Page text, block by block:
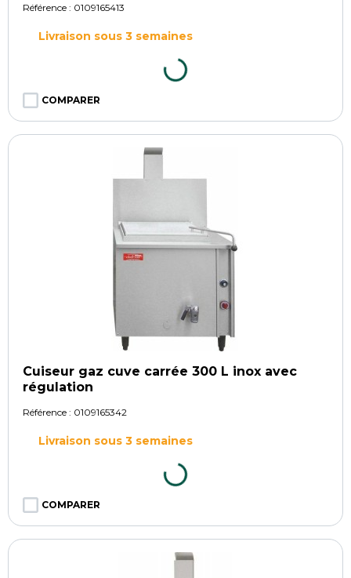
Référence : 0109165413
Livraison sous 3 semaines
COMPARER
Cuiseur gaz cuve carrée 300 L inox avec
régulation
Référence : 0109165342
Livraison sous 3 semaines
COMPARER